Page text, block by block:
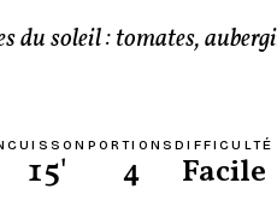
du soleil : tomates,
CUISSON
15'
PORTIONS
4
DIFFICULTÉ
Facile